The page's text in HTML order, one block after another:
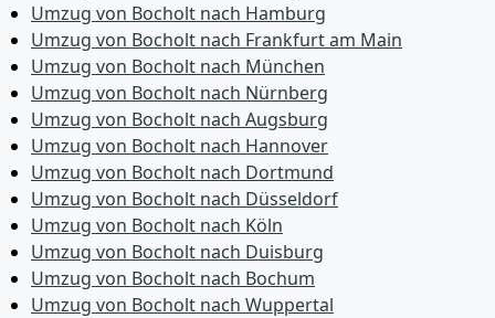
Umzug von Bocholt nach Hamburg
Umzug von Bocholt nach Frankfurt am Main
Umzug von Bocholt nach München
Umzug von Bocholt nach Nürnberg
Umzug von Bocholt nach Augsburg
Umzug von Bocholt nach Hannover
Umzug von Bocholt nach Dortmund
Umzug von Bocholt nach Düsseldorf
Umzug von Bocholt nach Köln
Umzug von Bocholt nach Duisburg
Umzug von Bocholt nach Bochum
Umzug von Bocholt nach Wuppertal